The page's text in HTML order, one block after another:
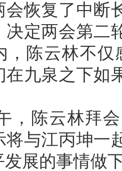
会恢复了中断
决定两会第二
，陈云林不
在九泉之下如
陈云林拜会
将与江丙坤一
展的事情做